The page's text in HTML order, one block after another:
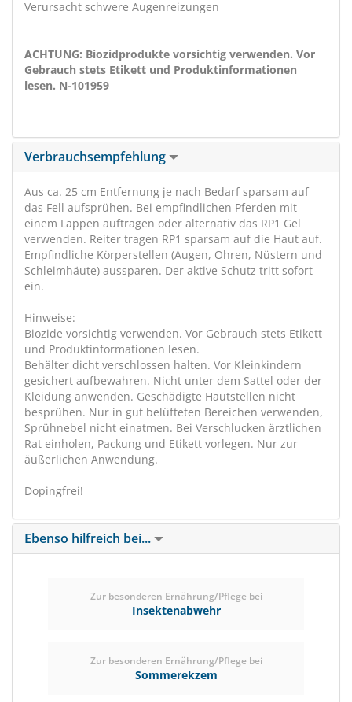
Verursacht schwere Augenreizungen
ACHTUNG: Biozidprodukte vorsichtig verwenden. Vor
Gebrauch stets Etikett und Produktinformationen
lesen. N-101959
Verbrauchsempfehlung
Aus ca. 25 cm Entfernung je nach Bedarf sparsam auf
das Fell aufsprühen. Bei empfindlichen Pferden mit
einem Lappen auftragen oder alternativ das RP1 Gel
verwenden. Reiter tragen RP1 sparsam auf die Haut auf.
Empfindliche Körperstellen (Augen, Ohren, Nüstern und
Schleimhäute) aussparen. Der aktive Schutz tritt sofort
ein.
Hinweise:
Biozide vorsichtig verwenden. Vor Gebrauch stets Etikett
und Produktinformationen lesen.
Behälter dicht verschlossen halten. Vor Kleinkindern
gesichert aufbewahren. Nicht unter dem Sattel oder der
Kleidung anwenden. Geschädigte Hautstellen nicht
besprühen. Nur in gut belüfteten Bereichen verwenden,
Sprühnebel nicht einatmen. Bei Verschlucken ärztlichen
Rat einholen, Packung und Etikett vorlegen. Nur zur
äußerlichen Anwendung.
Dopingfrei!
Ebenso hilfreich bei...
Zur besonderen Ernährung/Pflege bei
Insektenabwehr
Zur besonderen Ernährung/Pflege bei
Sommerekzem